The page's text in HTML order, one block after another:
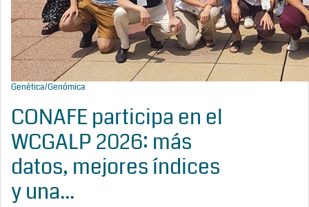
Genética/Genómica
CONAFE participa en el
WCGALP 2026: más
datos, mejores índices
y una...